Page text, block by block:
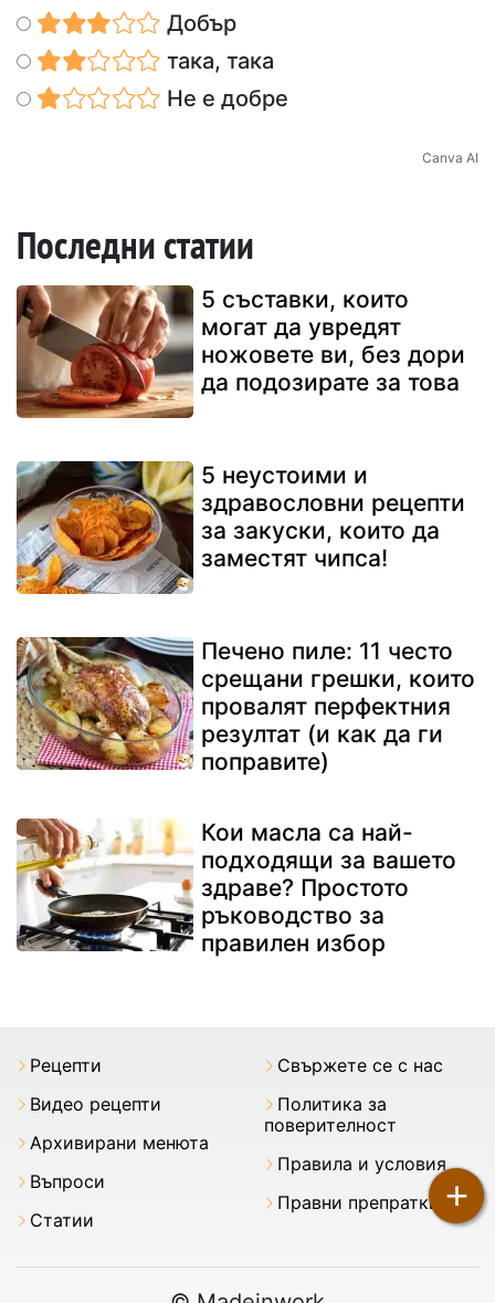
Добър
така, така
Не е добре
Canva AI
Последни статии
5 съставки, които
могат да увредят
ножовете ви, без дори
да подозирате за това
5 неустоими и
здравословни рецепти
за закуски, които да
заместят чипса!
Печено пиле: 11 често
срещани грешки, които
провалят перфектния
резултат (и как да ги
поправите)
Кои масла са най-
подходящи за вашето
здраве? Простото
ръководство за
правилен избор
+
Рецепти
Видео рецепти
Архивирани менюта
Въпроси
Статии
Свържете се с нас
Политика за
поверителност
Правила и условия
Правни препратки